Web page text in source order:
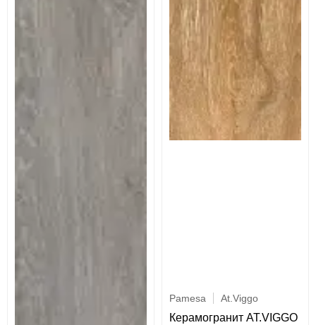
Pamesa At.Viggo
Керамогранит AT.VIGGO